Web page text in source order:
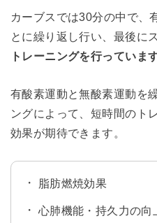
カーブスでは30分の中で、
とに繰り返し行い、最後に
トレーニングを行っていま
有酸素運動と無酸素運動を
ングによって、短時間のト
効果が期待できます。
脂肪燃焼効果
心肺機能・持久力の向